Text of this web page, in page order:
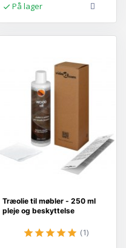
På lager
Træolie til møbler - 250 ml
pleje og beskyttelse
(1)